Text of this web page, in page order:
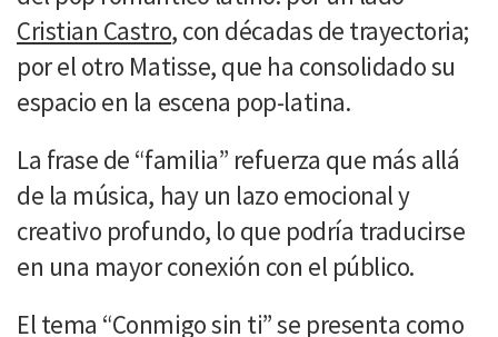
Cristian Castro, con décadas de trayectoria;
por el otro Matisse, que ha consolidado su
espacio en la escena pop-latina.
La frase de “familia” refuerza que más allá
de la música, hay un lazo emocional y
creativo profundo, lo que podría traducirse
en una mayor conexión con el público.
El tema “Conmigo sin ti” se presenta como